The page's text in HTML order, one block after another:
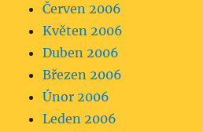
Červen 2006
Květen 2006
Duben 2006
Březen 2006
Únor 2006
Leden 2006